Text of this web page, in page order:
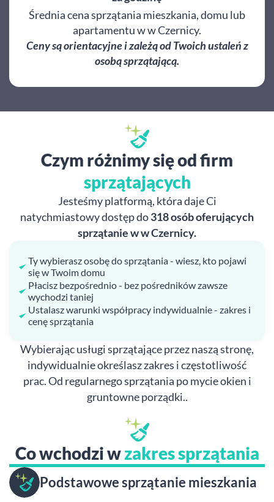
Średnia cena sprzątania mieszkania, domu lub
apartamentu w w Czernicy.
Ceny są orientacyjne i zależą od Twoich ustaleń z
osobą sprzątającą.
Czym różnimy się od firm
sprzątających
Jesteśmy platformą, która daje Ci
natychmiastowy dostęp do318 osób oferujących
sprzątanie w w Czernicy.
Ty wybierasz osobę do sprzątania - wiesz, kto pojawi
się w Twoim domu
Płacisz bezpośrednio - bez pośredników zawsze
wychodzi taniej
Ustalasz warunki współpracy indywidualnie - zakres i
cenę sprzątania
Wybierając usługi sprzątające przez naszą stronę,
indywidualnie określasz zakres i częstotliwość
prac. Od regularnego sprzątania po mycie okien i
gruntowne porządki..
Co wchodzi wzakres sprzątania
Podstawowe sprzątanie mieszkania